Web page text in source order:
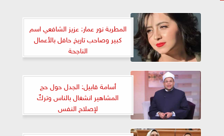
المطربة نور عمار: عزيز الشافعي اسم
كبير وصاحب تاريخ حافل بالأعمال
الناجحة
أسامة قابيل: الجدل حول حج
المشاهير انشغال بالناس وتركٌ
لإصلاح النفس